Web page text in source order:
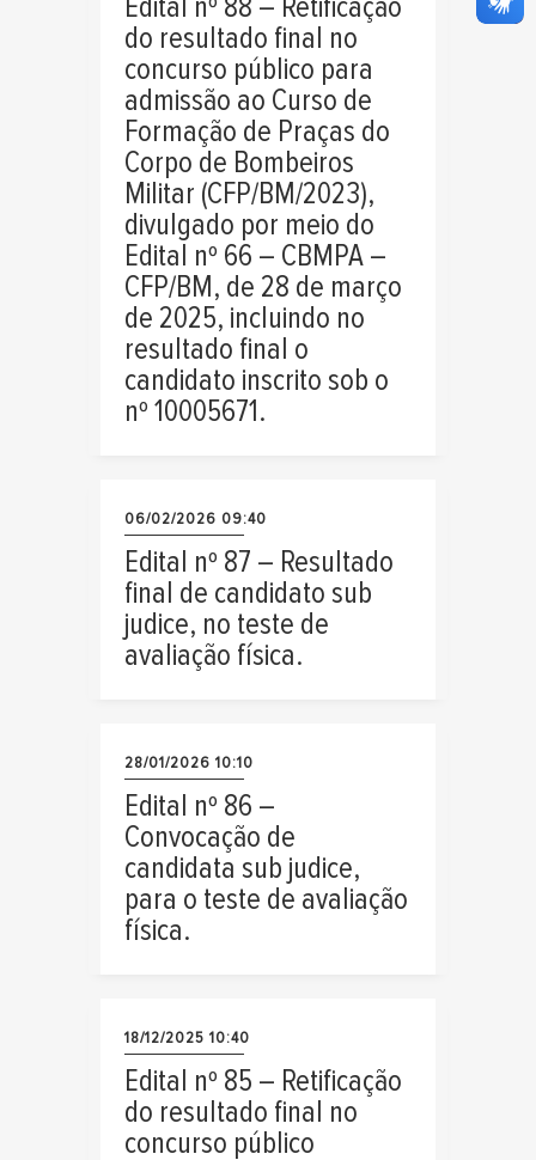
Edital nº 88 – Retificação
do resultado final no
concurso público para
admissão ao Curso de
Formação de Praças do
Corpo de Bombeiros
Militar (CFP/BM/2023),
divulgado por meio do
Edital nº 66 – CBMPA –
CFP/BM, de 28 de março
de 2025, incluindo no
resultado final o
candidato inscrito sob o
nº 10005671.
06/02/2026 09:40
Edital nº 87 – Resultado
final de candidato sub
judice, no teste de
avaliação física.
28/01/2026 10:10
Edital nº 86 –
Convocação de
candidata sub judice,
para o teste de avaliação
física.
18/12/2025 10:40
Edital nº 85 – Retificação
do resultado final no
concurso público